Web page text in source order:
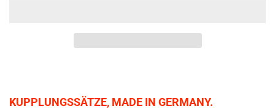
KUPPLUNGSSÄTZE, MADE IN GERMANY.